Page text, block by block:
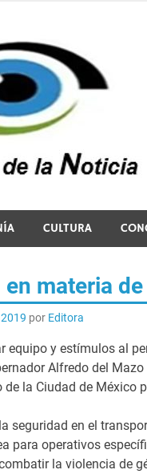
CULTURA
materia
por Editora
equipo y estímulos al
Alfredo del
la Ciudad de México
seguridad en el
para operativos
la violencia de